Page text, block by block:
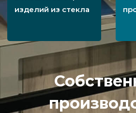
изделий из стекла